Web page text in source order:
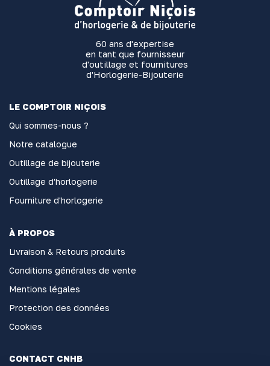
60 ans d'expertise
en tant que fournisseur
d'outillage et fournitures
d'Horlogerie-Bijouterie
LE COMPTOIR NIÇOIS
Qui sommes-nous ?
Notre catalogue
Outillage de bijouterie
Outillage d'horlogerie
Fourniture d'horlogerie
À PROPOS
Livraison & Retours produits
Conditions générales de vente
Mentions légales
Protection des données
Cookies
CONTACT CNHB